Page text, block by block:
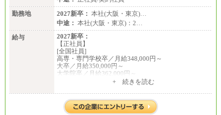
勤務地
2027新卒： 本社(大阪・東京)…
中途： 本社(大阪・東京)：2…
給与
2027新卒：
【正社員】
[全国社員]
高専・専門学校卒／月給348,000円～
大卒／月給350,000円～
大学院卒／月給362,000円～
[地域社員]月給295,000円～
【正社員】
[全国社員]月給348,000円～
[地域社員]月給295,000円～
+ 続きを読む